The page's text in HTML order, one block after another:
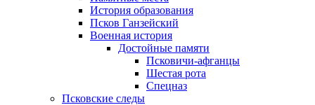
История образования
Псков Ганзейский
Военная история
Достойные памяти
Псковичи-афганцы
Шестая рота
Спецназ
Псковские следы